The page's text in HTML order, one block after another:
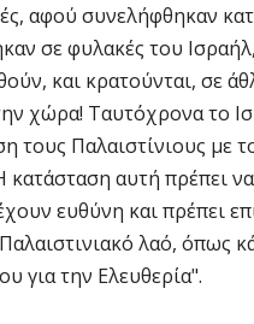
αφού συνελήφθηκαν
σε φυλακές του
και κρατούνται, σε
χώρα! Ταυτόχρονα το
τους Παλαιστίνιους με
κατάσταση αυτή πρέπει
ευθύνη και πρέπει
λαό, όπως
για την Ελευθερία".